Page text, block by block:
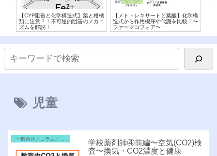
【CYP阻害と化学構造式】薬と柑橘
類に注意？！不可逆的阻害のメカニ
ズムを解説！
【メトトレキサートと葉酸】化学構
造式から作用機序や代謝を比較！〜
ファーマコフォア〜
児童
学校薬剤師④前編〜空気(CO2)検
査〜換気・CO2濃度と健康